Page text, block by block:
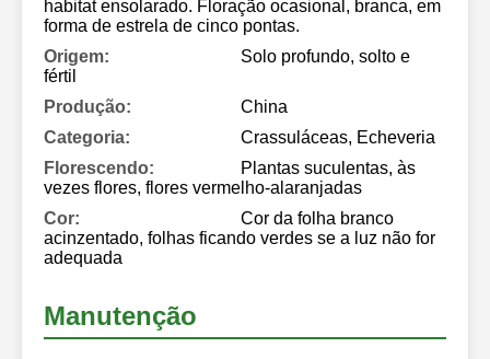
habitat ensolarado. Floração ocasional, branca, em
forma de estrela de cinco pontas.
Origem:
Solo profundo, solto e
fértil
Produção:
China
Categoria:
Crassuláceas, Echeveria
Florescendo:
Plantas suculentas, às
vezes flores, flores vermelho-alaranjadas
Cor:
Cor da folha branco
acinzentado, folhas ficando verdes se a luz não for
adequada
Manutenção